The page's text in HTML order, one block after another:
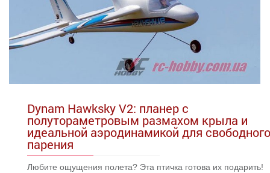
Dynam Hawksky V2: планер с
полутораметровым размахом крыла и
идеальной аэродинамикой для свободного
парения
Любите ощущения полета? Эта птичка готова их подарить!